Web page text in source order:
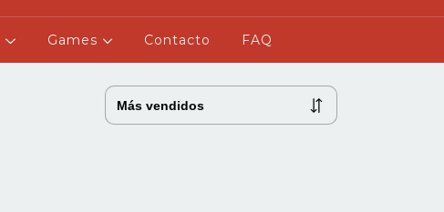
Games Contacto FAQ